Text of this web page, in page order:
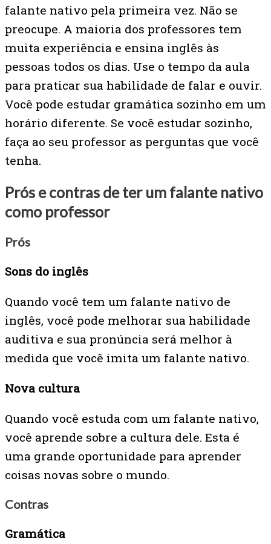
falante nativo pela primeira vez. Não se
preocupe. A maioria dos professores tem
muita experiência e ensina inglês às
pessoas todos os dias. Use o tempo da aula
para praticar sua habilidade de falar e ouvir.
Você pode estudar gramática sozinho em um
horário diferente. Se você estudar sozinho,
faça ao seu professor as perguntas que você
tenha.
Prós e contras de ter um falante nativo
como professor
Prós
Sons do inglês
Quando você tem um falante nativo de
inglês, você pode melhorar sua habilidade
auditiva e sua pronúncia será melhor à
medida que você imita um falante nativo.
Nova cultura
Quando você estuda com um falante nativo,
você aprende sobre a cultura dele. Esta é
uma grande oportunidade para aprender
coisas novas sobre o mundo.
Contras
Gramática